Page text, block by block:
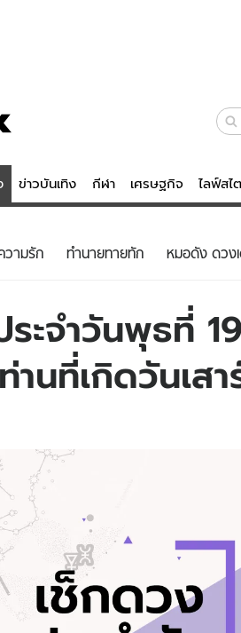
ข่าวบันเทิง กีฬา เศรษฐกิจ ไลฟ์สไ
ดูดวง - ตรวจหวย
สถิติหวยไทย
หวยลาว
วั
ไ
ติดตามสนุกโซเชียลได้ที่
วามรัก ทํานายทายทัก หมอดัง ดวง
ะจำวันพุธที่
นที่เกิดวันเสา